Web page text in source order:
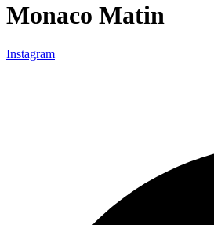
Monaco Matin
Instagram